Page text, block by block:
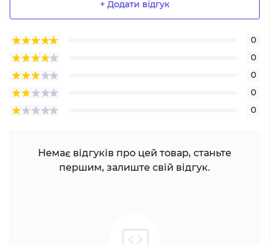
+ Додати відгук
0
0
0
0
0
Немає відгуків про цей товар, станьте
першим, залиште свій відгук.